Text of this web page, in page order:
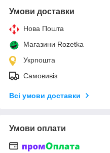
Умови доставки
Нова Пошта
Магазини Rozetka
Укрпошта
Самовивіз
Всі умови доставки
Умови оплати